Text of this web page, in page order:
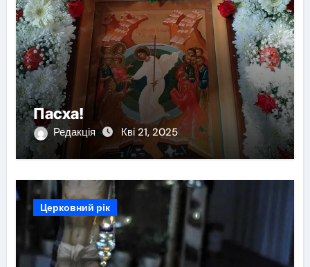
Пасха!
Редакція Кві 21, 2025
Церковний рік